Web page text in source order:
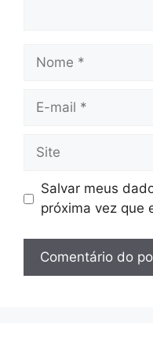
Nome
Site
Salvar meus
próxima vez que